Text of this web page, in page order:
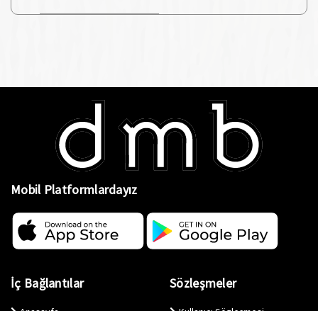
Mobil Platformlardayız
İç Bağlantılar Sözleşmeler